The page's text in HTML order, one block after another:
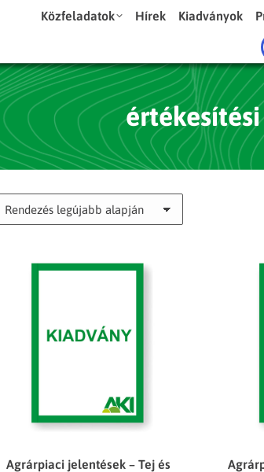
Közfeladatok Hírek Kiadványok
Agrárpiaci jelentések – Tej és